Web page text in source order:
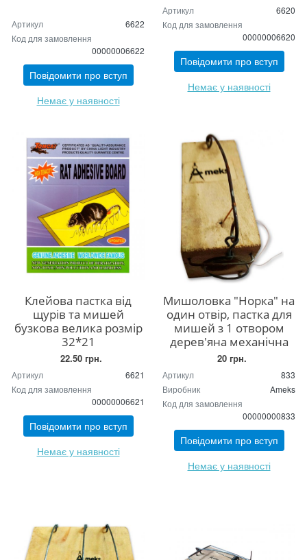
Артикул
6622
Код для замовлення
00000006622
Повідомити про вступ
Немає у наявності
Артикул
6620
Код для замовлення
00000006620
Повідомити про вступ
Немає у наявності
Клейова пастка від
щурів та мишей
бузкова велика розмір
32*21
22.50 грн.
Артикул
6621
Код для замовлення
00000006621
Повідомити про вступ
Немає у наявності
Мишоловка "Норка" на
один отвір, пастка для
мишей з 1 отвором
дерев'яна механічна
20 грн.
Артикул
833
Виробник
Ameks
Код для замовлення
00000000833
Повідомити про вступ
Немає у наявності